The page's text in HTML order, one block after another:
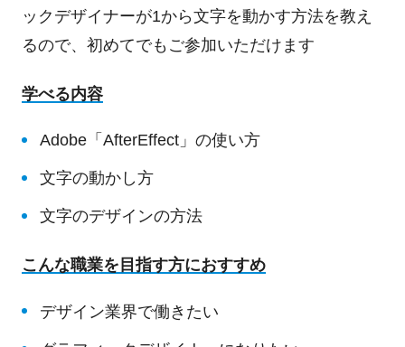
ックデザイナーが1から文字を動かす方法を教え
るので、初めてでもご参加いただけます
学べる内容
Adobe「AfterEffect」の使い方
文字の動かし方
文字のデザインの方法
こんな職業を目指す方におすすめ
デザイン業界で働きたい